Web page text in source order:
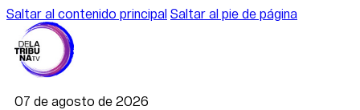
Saltar al contenido principal Saltar al pie de página
07 de agosto de 2026